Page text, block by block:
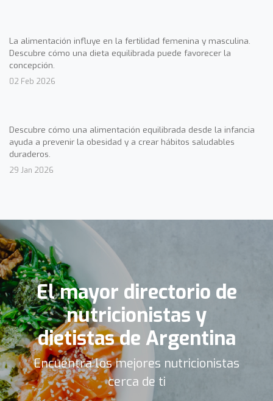
La alimentación influye en la fertilidad femenina y masculina.
Descubre cómo una dieta equilibrada puede favorecer la
concepción.
02 Feb 2026
Descubre cómo una alimentación equilibrada desde la infancia
ayuda a prevenir la obesidad y a crear hábitos saludables
duraderos.
29 Jan 2026
El mayor directorio de
nutricionistas y
dietistas de Argentina
Encuentra los mejores nutricionistas
cerca de ti